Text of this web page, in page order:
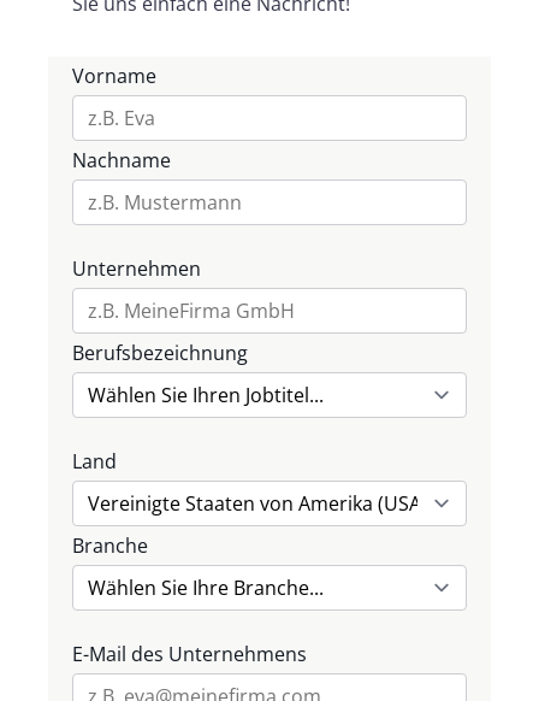
Vorname
Nachname
Unternehmen
Berufsbezeichnung
Land
Branche
E-Mail des Unternehmens